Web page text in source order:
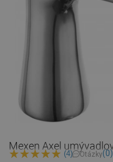
Mexen Axel
(4) Otázky(0)